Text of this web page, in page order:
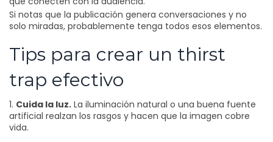
Si notas que la publicación genera conversaciones y no
solo miradas, probablemente tenga todos esos elementos.
Tips para crear un thirst
trap efectivo
1. Cuida la luz. La iluminación natural o una buena fuente
artificial realzan los rasgos y hacen que la imagen cobre
vida.